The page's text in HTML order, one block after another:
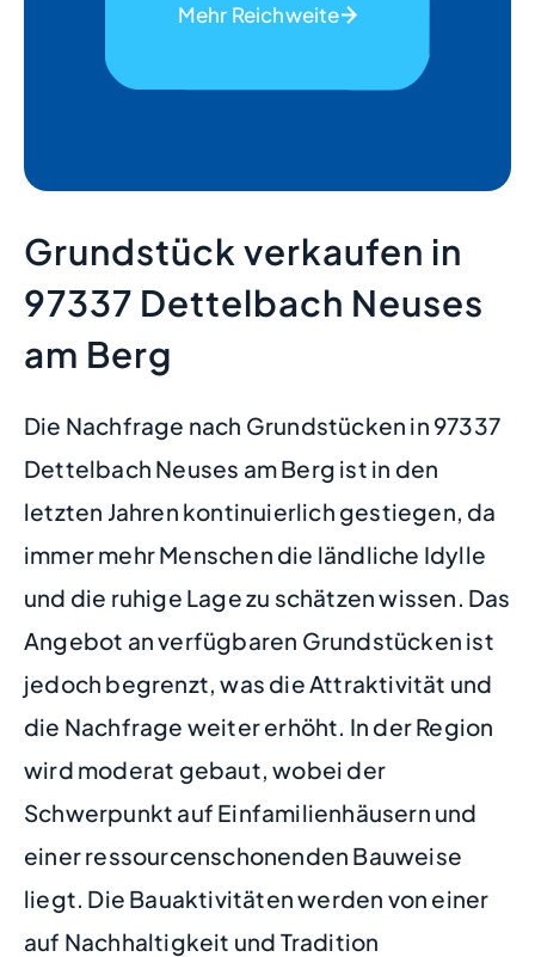
Mehr Reichweite
Grundstück verkaufen in
97337 Dettelbach Neuses
am Berg
Die Nachfrage nach Grundstücken in 97337
Dettelbach Neuses am Berg ist in den
letzten Jahren kontinuierlich gestiegen, da
immer mehr Menschen die ländliche Idylle
und die ruhige Lage zu schätzen wissen. Das
Angebot an verfügbaren Grundstücken ist
jedoch begrenzt, was die Attraktivität und
die Nachfrage weiter erhöht. In der Region
wird moderat gebaut, wobei der
Schwerpunkt auf Einfamilienhäusern und
einer ressourcenschonenden Bauweise
liegt. Die Bauaktivitäten werden von einer
auf Nachhaltigkeit und Tradition